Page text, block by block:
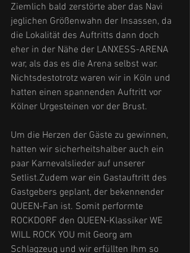
Ziemlich bald zerstörte aber das Navi
jeglichen Größenwahn der Insassen, da
die Lokalität des Auftritts dann doch
eher in der Nähe der LANXESS-ARENA
war, als das es die Arena selbst war.
Nichtsdestotrotz waren wir in Köln und
hatten einen spannenden Auftritt vor
Kölner Urgesteinen vor der Brust.
Um die Herzen der Gäste zu gewinnen,
hatten wir sicherheitshalber auch ein
paar Karnevalslieder auf unserer
Setlist.Zudem war ein Gastauftritt des
Gastgebers geplant, der bekennender
QUEEN-Fan ist. Somit performte
ROCKDORF den QUEEN-Klassiker WE
WILL ROCK YOU mit Georg am
Schlagzeug und wir erfüllten Ihm so